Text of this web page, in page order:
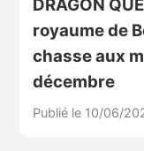
DRAGON
royaume de
chasse aux
décembre
Publié le 10/06/